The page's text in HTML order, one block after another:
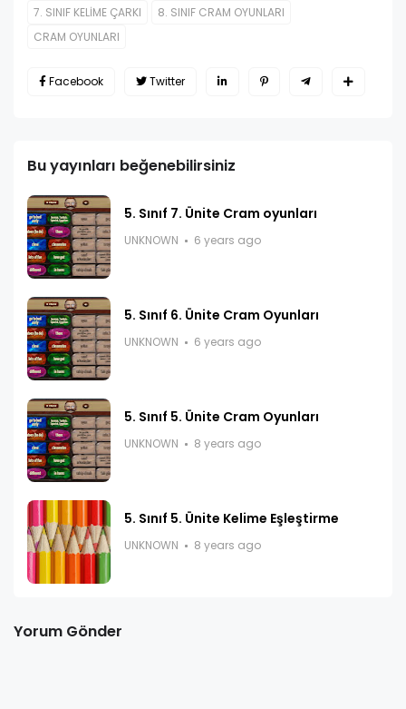
7. SINIF KELİME ÇARKI
8. SINIF CRAM OYUNLARI
CRAM OYUNLARI
Facebook Twitter
Bu yayınları beğenebilirsiniz
5. Sınıf 7. Ünite Cram oyunları
UNKNOWN 6 years ago
5. Sınıf 6. Ünite Cram Oyunları
UNKNOWN 6 years ago
5. Sınıf 5. Ünite Cram Oyunları
UNKNOWN 8 years ago
5. Sınıf 5. Ünite Kelime Eşleştirme
UNKNOWN 8 years ago
Yorum Gönder